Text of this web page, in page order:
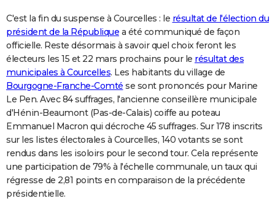
C'est la fin du suspense à Courcelles : le résultat de l'élection du
président de la République a été communiqué de façon
officielle. Reste désormais à savoir quel choix feront les
électeurs les 15 et 22 mars prochains pour le résultat des
municipales à Courcelles. Les habitants du village de
Bourgogne-Franche-Comté se sont prononcés pour Marine
Le Pen. Avec 84 suffrages, l'ancienne conseillère municipale
d'Hénin-Beaumont (Pas-de-Calais) coiffe au poteau
Emmanuel Macron qui décroche 45 suffrages. Sur 178 inscrits
sur les listes électorales à Courcelles, 140 votants se sont
rendus dans les isoloirs pour le second tour. Cela représente
une participation de 79% à l'échelle communale, un taux qui
régresse de 2,81 points en comparaison de la précédente
présidentielle.